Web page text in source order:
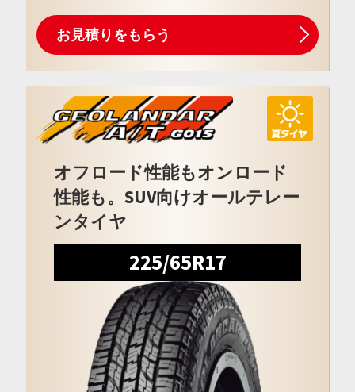
お見積りをもらう
オフロード性能もオンロード
性能も。SUV向けオールテレー
ンタイヤ
225/65R17